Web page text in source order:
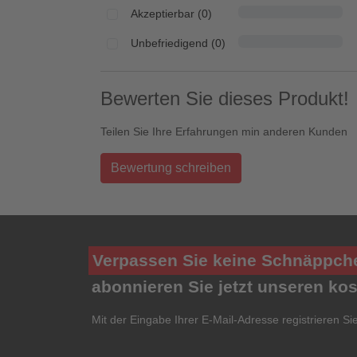
Akzeptierbar (0)
Unbefriedigend (0)
Bewerten Sie dieses Produkt!
Teilen Sie Ihre Erfahrungen min anderen Kunden
Bewertung schreiben
Verpassen Sie keine
abonnieren Sie jetzt unseren
Mit der Eingabe Ihrer E-Mail-Adresse registrieren